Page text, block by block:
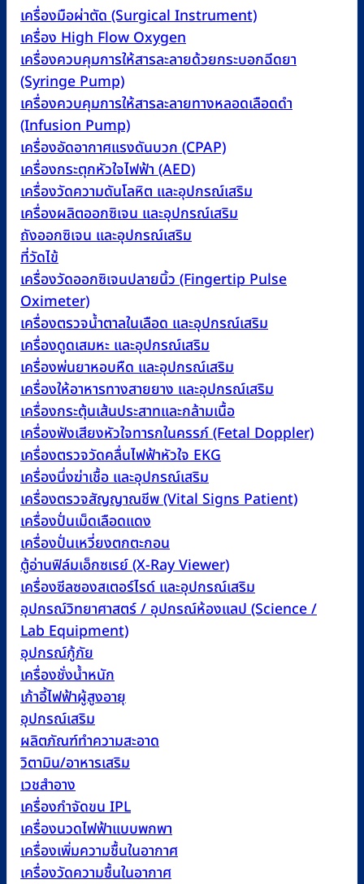
เครื่องมือผ่าตัด (Surgical Instrument)
เครื่อง High Flow Oxygen
เครื่องควบคุมการให้สารละลายด้วยกระบอกฉีดยา
(Syringe Pump)
เครื่องควบคุมการให้สารละลายทางหลอดเลือดดำ
(Infusion Pump)
เครื่องอัดอากาศแรงดันบวก (CPAP)
เครื่องกระตุกหัวใจไฟฟ้า (AED)
เครื่องวัดความดันโลหิต และอุปกรณ์เสริม
เครื่องผลิตออกซิเจน และอุปกรณ์เสริม
ถังออกซิเจน และอุปกรณ์เสริม
ที่วัดไข้
เครื่องวัดออกซิเจนปลายนิ้ว (Fingertip Pulse
Oximeter)
เครื่องตรวจน้ำตาลในเลือด และอุปกรณ์เสริม
เครื่องดูดเสมหะ และอุปกรณ์เสริม
เครื่องพ่นยาหอบหืด และอุปกรณ์เสริม
เครื่องให้อาหารทางสายยาง และอุปกรณ์เสริม
เครื่องกระตุ้นเส้นประสาทและกล้ามเนื้อ
เครื่องฟังเสียงหัวใจทารกในครรภ์ (Fetal Doppler)
เครื่องตรวจวัดคลื่นไฟฟ้าหัวใจ EKG
เครื่องนึ่งฆ่าเชื้อ และอุปกรณ์เสริม
เครื่องตรวจสัญญาณชีพ (Vital Signs Patient)
เครื่องปั่นเม็ดเลือดแดง
เครื่องปั่นเหวี่ยงตกตะกอน
ตู้อ่านฟิล์มเอ็กซเรย์ (X-Ray Viewer)
เครื่องซีลซองสเตอร์ไรด์ และอุปกรณ์เสริม
อุปกรณ์วิทยาศาสตร์ / อุปกรณ์ห้องแลป (Science /
Lab Equipment)
อุปกรณ์กู้ภัย
เครื่องชั่งน้ำหนัก
เก้าอี้ไฟฟ้าผู้สูงอายุ
อุปกรณ์เสริม
ผลิตภัณฑ์ทำความสะอาด
วิตามิน/อาหารเสริม
เวชสำอาง
เครื่องกำจัดขน IPL
เครื่องนวดไฟฟ้าแบบพกพา
เครื่องเพิ่มความชื้นในอากาศ
เครื่องวัดความชื้นในอากาศ